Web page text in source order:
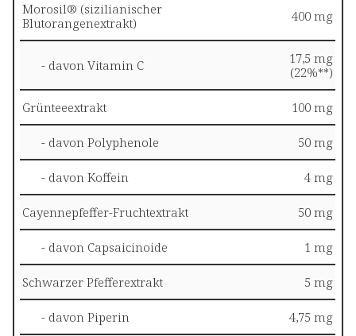
Morosil® (sizilianischer
Blutorangenextrakt)
400 mg
- davon Vitamin C
17,5 mg
(22%**)
Grünteeextrakt 100 mg
- davon Polyphenole 50 mg
- davon Koffein 4 mg
Cayennepfeffer-Fruchtextrakt 50 mg
- davon Capsaicinoide 1 mg
Schwarzer Pfefferextrakt 5 mg
- davon Piperin 4,75 mg